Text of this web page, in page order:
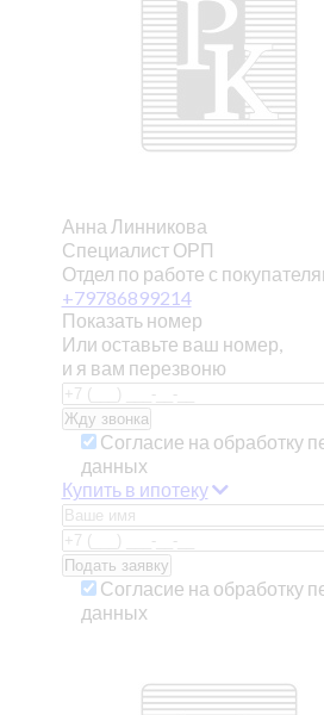
Анна Линникова
Специалист ОРП
Отдел по работе с
+79786899214
Показать номер
Или оставьте ваш номер,
и я вам перезвоню
Согласие на обработку
данных
Купить в ипотеку
Согласие на обработку
данных